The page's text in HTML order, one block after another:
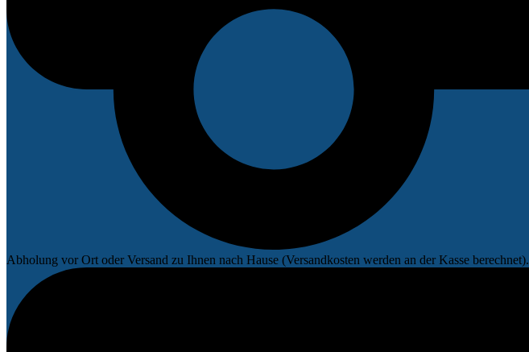
Abholung vor Ort oder Versand zu Ihnen nach Hause (Versandkosten werden an der Kasse berechnet).